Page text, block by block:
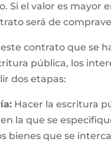
Si el valor es mayor
será de
contrato que se
pública, los
dos etapas:
Hacer la escritura
la que se
bienes que se